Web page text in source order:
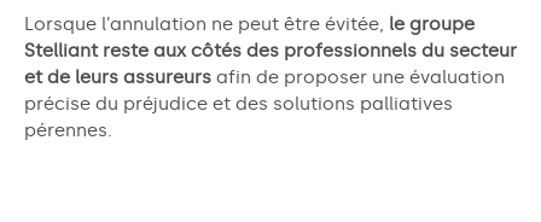
Lorsque l’annulation ne peut être évitée, le groupe
Stelliant reste aux côtés des professionnels du secteur
et de leurs assureurs afin de proposer une évaluation
précise du préjudice et des solutions palliatives
pérennes.